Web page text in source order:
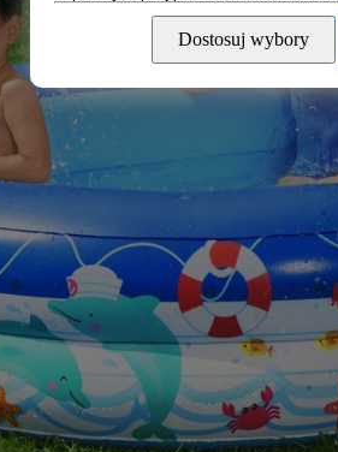
Dostosuj wybory